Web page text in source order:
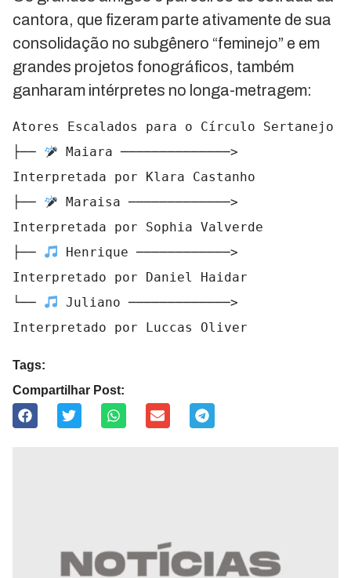
cantora, que fizeram parte ativamente de sua
consolidação no subgênero “feminejo” e em
grandes projetos fonográficos, também
ganharam intérpretes no longa-metragem:
Atores Escalados para o Círculo Sertanejo
├──
Maiara ──────────────>
Interpretada por Klara Castanho
├──
Maraisa ─────────────>
Interpretada por Sophia Valverde
├──
Henrique ────────────>
Interpretado por Daniel Haidar
└──
Juliano ─────────────>
Tags:
Compartilhar Post: